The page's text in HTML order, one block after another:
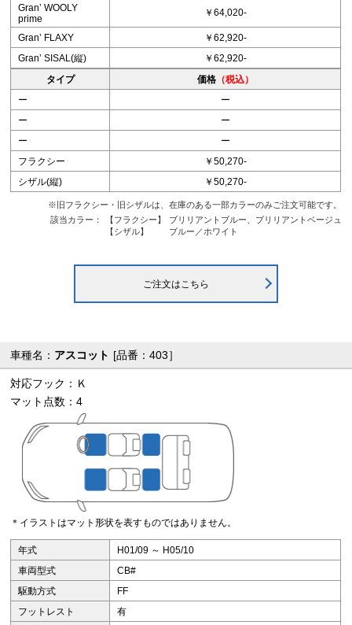
Granʼ WOOLY
prime
￥64,020-
Granʼ FLAXY
￥62,920-
Granʼ SISAL(縦)
￥62,920-
タイプ
価格（税込）
ー
ー
ー
ー
ー
ー
フラクシー
￥50,270-
シザル(縦)
￥50,270-
※旧フラクシー・旧シザルは、在庫のある一部カラーのみご注文可能です。
該当カラー：
【フラクシー】
ブリリアントブルー、ブリリアントベージュ
【シザル】
ブルー／ホワイト
ご注文はこちら
車種名： アスコット [品番：403］
対応フック：Ｋ
マット点数：4
＊イラストはマット形状を表すものではありません。
年式
H01/09 ～ H05/10
車両型式
CB#
駆動方式
FF
フットレスト
有